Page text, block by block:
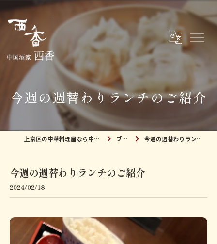
今週の週替わりランチのご紹介
上京区の中華料理屋なら中国酒家 西香 ブログ 今週の週替わりランチのご紹介
今週の週替わりランチのご紹介
2024/02/18